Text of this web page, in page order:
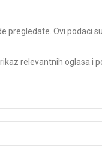
Ovi podaci
relevantnih oglasa i